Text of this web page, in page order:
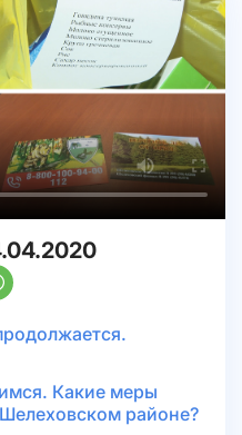
Какие меры
районе?